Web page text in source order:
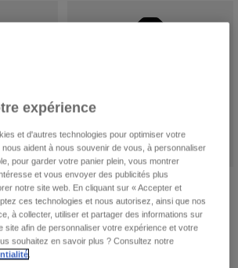
VTT
d'un casque
MOTO
d'un casque
des bottes
Pullover
Arctic Blue.
type of Noir.type of Noir/Rose.
Pull polaire Checker Femme
Price reduced from
89,99 €to 53,99 €
Product swatch type of Noir.
Product swatch type of
expérience
et d'autres technologies pour optimiser votre
aident à nous souvenir de vous, à personnaliser
pour garder votre panier plein, vous montrer
et vous envoyer des publicités plus
notre site web. En cliquant sur « Accepter et
ces technologies et nous autorisez, ainsi que nos
à collecter, utiliser et partager des informations sur
site afin de personnaliser votre expérience et votre
souhaitez en savoir plus ? Consultez notre